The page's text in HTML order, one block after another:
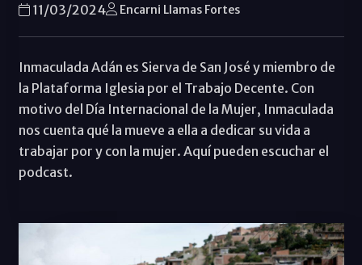
11/03/2024 Encarni Llamas Fortes
Inmaculada Adán es Sierva de San José y miembro de
la Plataforma Iglesia por el Trabajo Decente. Con
motivo del Día Internacional de la Mujer, Inmaculada
nos cuenta qué la mueve a ella a dedicar su vida a
trabajar por y con la mujer. Aquí pueden escuchar el
podcast.